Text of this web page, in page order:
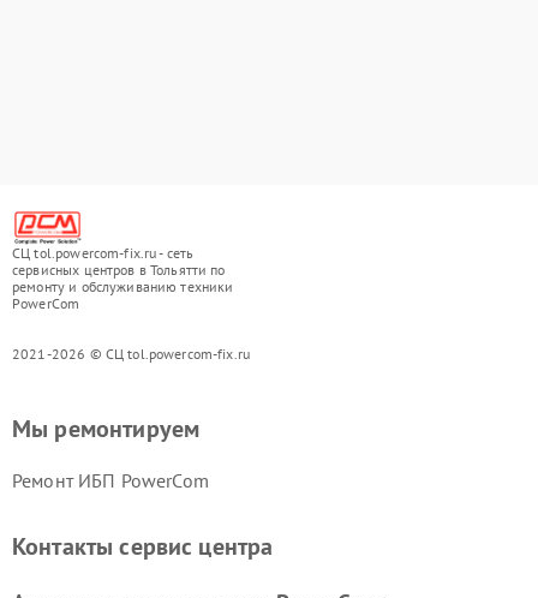
СЦ tol.powercom-fix.ru - сеть
сервисных центров в Тольятти по
ремонту и обслуживанию техники
PowerCom
2021-2026 © СЦ tol.powercom-fix.ru
Мы ремонтируем
Ремонт ИБП PowerCom
Контакты сервис центра